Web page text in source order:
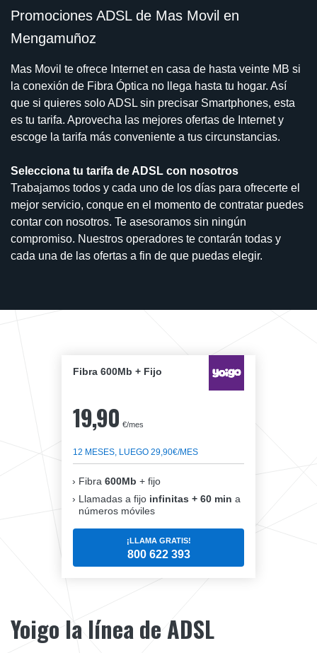
Promociones ADSL de Mas Movil en
Mengamuñoz
Mas Movil te ofrece Internet en casa de hasta veinte MB si
la conexión de Fibra Óptica no llega hasta tu hogar. Así
que si quieres solo ADSL sin precisar Smartphones, esta
es tu tarifa. Aprovecha las mejores ofertas de Internet y
escoge la tarifa más conveniente a tus circunstancias.
Selecciona tu tarifa de ADSL con nosotros
Trabajamos todos y cada uno de los días para ofrecerte el
mejor servicio, conque en el momento de contratar puedes
contar con nosotros. Te asesoramos sin ningún
compromiso. Nuestros operadores te contarán todas y
cada una de las ofertas a fin de que puedas elegir.
Fibra 600Mb + Fijo
19,90 €/mes
12 MESES, LUEGO 29,90€/MES
Fibra 600Mb + fijo
Llamadas a fijo infinitas + 60 min a
números móviles
¡LLAMA GRATIS!
800 622 393
Yoigo la línea de ADSL